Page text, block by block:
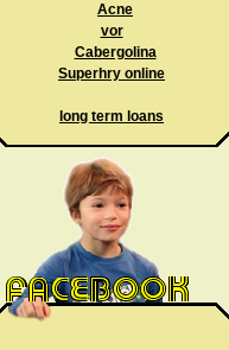
Acne
vor
Cabergolina
Superhry online
long term loans